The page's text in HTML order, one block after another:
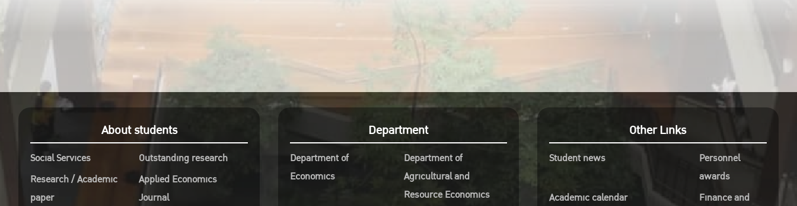
About students
Social Services
Outstanding research
Research / Academic
paper
Applied Economics
Journal
Department
Department of
Economics
Department of
Agricultural and
Resource Economics
Other Links
Student news
Personnel
awards
Academic calendar
Finance and